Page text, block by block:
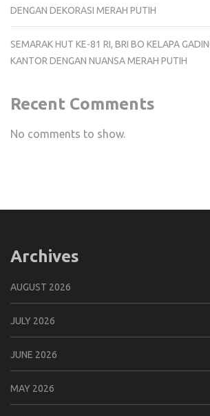
DENGAN DEKORASI MERAH PUTIH
SEMARAK HUT KE-81 RI, BRI BO KELAPA
KANTOR DENGAN NUANSA MERAH PUTIH
Recent Comments
No comments to show.
Archives
AUGUST 2026
JULY 2026
JUNE 2026
MAY 2026